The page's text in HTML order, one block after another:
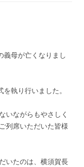
母が亡くなりまし
執り行いました。
いながらもやさしく
列席いただいた皆様
いたのは、横須賀長